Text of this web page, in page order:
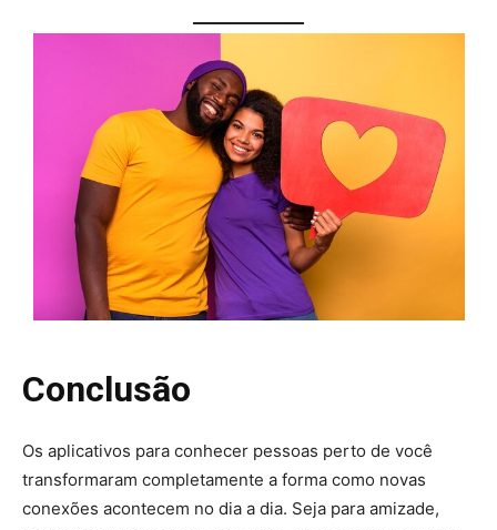
Conclusão
Os aplicativos para conhecer pessoas perto de você
transformaram completamente a forma como novas
conexões acontecem no dia a dia. Seja para amizade,